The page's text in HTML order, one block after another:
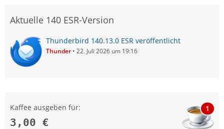
Aktuelle 140 ESR-Version
Thunderbird 140.13.0 ESR veröffentlicht
Thunder 22. Juli 2026 um 19:16
Kaffee ausgeben für:
3,00 €
1